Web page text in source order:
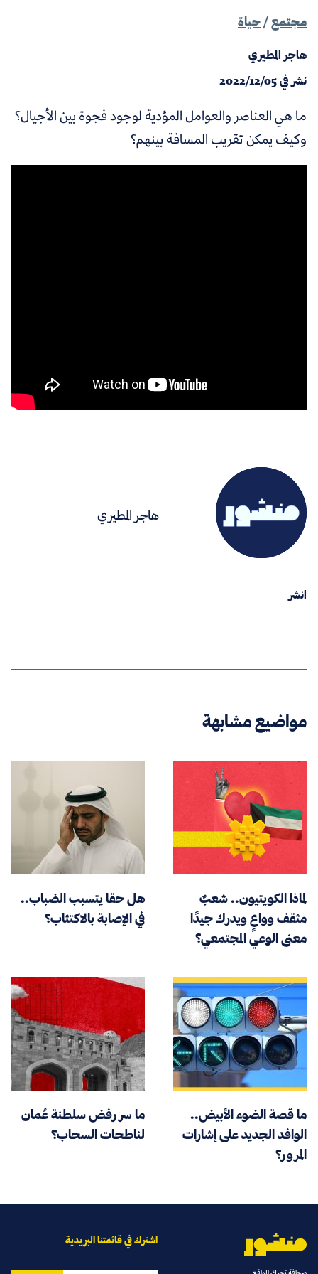
هاجر المطيري
انشر
مجتمع/ حياة
هاجر المطيري
نشر في2022/12/05
ما هي العناصر والعوامل المؤدية لوجود فجوة بين الأجيال؟
وكيف يمكن تقريب المسافة بينهم؟
مواضيع مشابهة
لماذا الكويتيون.. شعبٌ
مثقف وواعٍ ويدرك جيدًا
معنى الوعي المجتمعي؟
هل حقا يتسبب الضباب..
في الإصابة بالاكتئاب؟
ما قصة الضوء الأبيض..
الوافد الجديد على إشارات
المرور؟
ما سر رفض سلطنة عُمان
لناطحات السحاب؟
اشترك في قائمتنا البريدية